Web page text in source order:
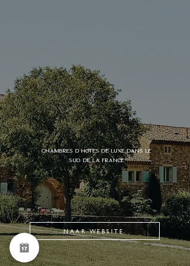
chambres d'hôtes de luxe dans le
sud de la France
NAAR WEBSITE